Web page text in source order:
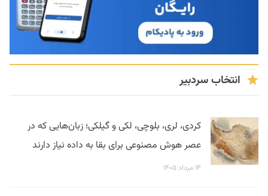
انتخاب سردبیر
کردی، لری، بلوچی، لکی و گیلکی؛ زبان‌هایی که در
عصر هوش مصنوعی برای بقا به داده نیاز دارند
۱۴ مرداد ۱۴۰۵